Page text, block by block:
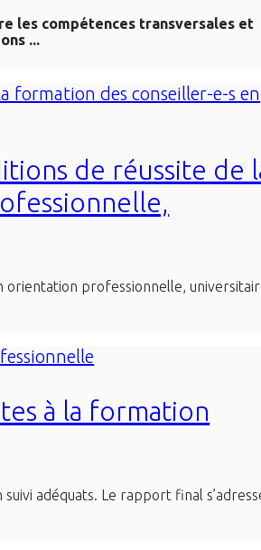
les compétences transversales et
...
de réussite de
professionnelle,
à la formation
adéquats. Le rapport final